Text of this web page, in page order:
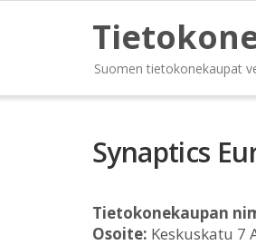
Suomen tietokonekaupat
Synaptics
Tietokonekaupan
Osoite: Keskuskatu 7